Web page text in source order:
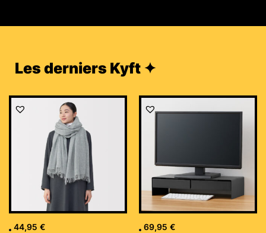
Les derniers Kyft ✦
44,95 € 69,95 €